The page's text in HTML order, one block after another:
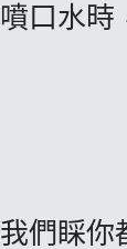
口水
們睬